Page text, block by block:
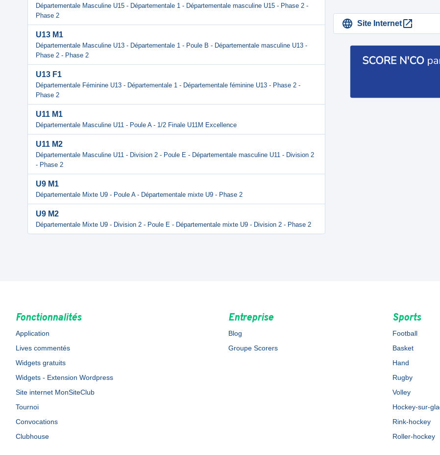
Départementale Masculine U15 - Départementale 1 - Départementale masculine U15 - Phase 2 -
Phase 2
U13 M1
Départementale Masculine U13 - Départementale 1 - Poule B - Départementale masculine U13 -
Phase 2 - Phase 2
U13 F1
Départementale Féminine U13 - Départementale 1 - Départementale féminine U13 - Phase 2 -
Phase 2
U11 M1
Départementale Masculine U11 - Poule A - 1/2 Finale U11M Excellence
U11 M2
Départementale Masculine U11 - Division 2 - Poule E - Départementale masculine U11 - Division 2
- Phase 2
U9 M1
Départementale Mixte U9 - Poule A - Départementale mixte U9 - Phase 2
U9 M2
Départementale Mixte U9 - Division 2 - Poule E - Départementale mixte U9 - Division 2 - Phase 2
Site Internet
Fonctionnalités
Application
Lives commentés
Widgets gratuits
Widgets - Extension Wordpress
Site internet MonSiteClub
Tournoi
Convocations
Clubhouse
Entreprise
Blog
Groupe Scorers
Sports
Football
Basket
Hand
Rugby
Volley
Hockey-sur-
Rink-hockey
Roller-hockey